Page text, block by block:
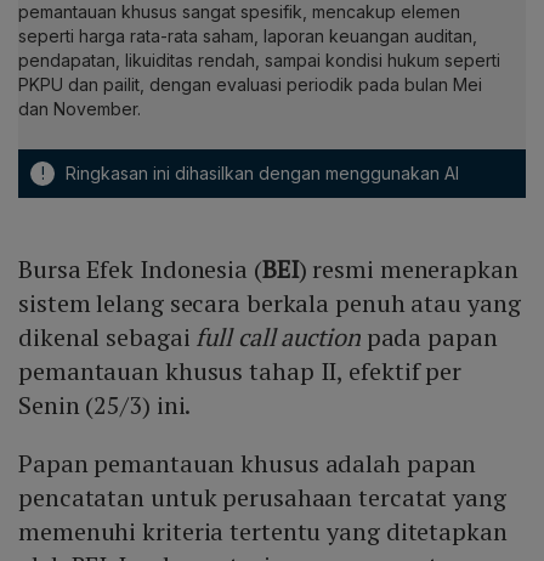
pemantauan khusus sangat spesifik, mencakup elemen
seperti harga rata-rata saham, laporan keuangan auditan,
pendapatan, likuiditas rendah, sampai kondisi hukum seperti
PKPU dan pailit, dengan evaluasi periodik pada bulan Mei
dan November.
! Ringkasan ini dihasilkan dengan menggunakan AI
Bursa Efek Indonesia (BEI) resmi menerapkan
sistem lelang secara berkala penuh atau yang
dikenal sebagai full call auctionpada papan
pemantauan khusus tahap II, efektif per
Senin (25/3) ini.
Papan pemantauan khusus adalah papan
pencatatan untuk perusahaan tercatat yang
memenuhi kriteria tertentu yang ditetapkan